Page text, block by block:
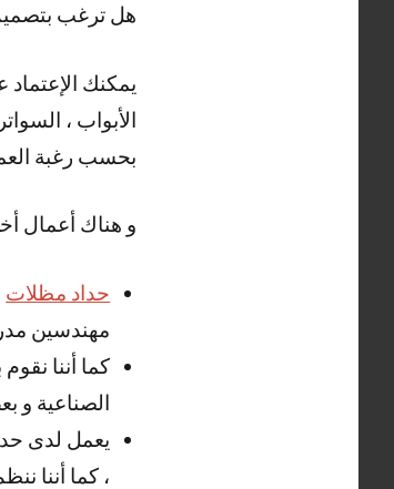
هل ترغب
يمكنك الإعتماد
الأبواب ،
بحسب رغبة
و هناك أعمال
حداد مظلات
مهندسين
كما أننا
الصناعية و
يعمل لدى
، كما أننا